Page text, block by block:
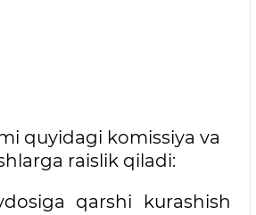
quyidagi komissiya va
raislik qiladi:
qarshi kurashish